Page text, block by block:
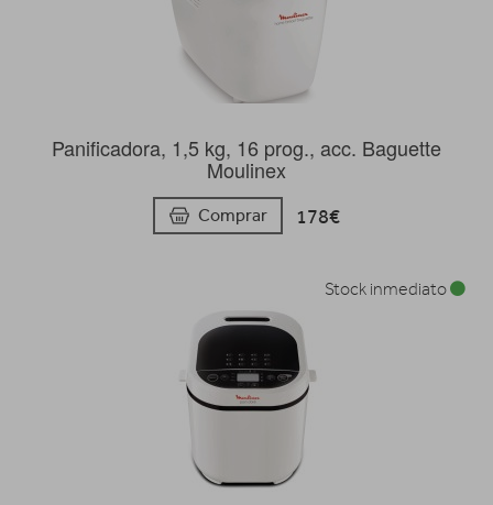
Panificadora, 1,5 kg, 16 prog., acc. Baguette
Moulinex
Comprar 178€
Stock inmediato